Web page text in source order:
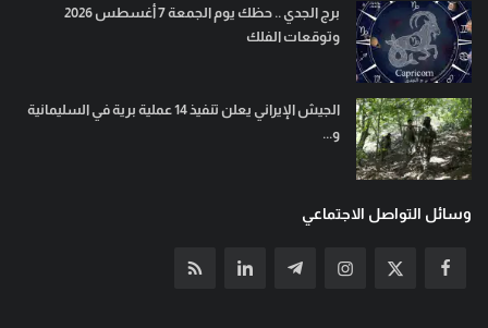
برج الجدي .. حظك يوم الجمعة 7 أغسطس 2026
وتوقعات الفلك
الجيش الإيراني يعلن تنفيذ 14 عملية برية في السليمانية
و...
وسائل التواصل الاجتماعي